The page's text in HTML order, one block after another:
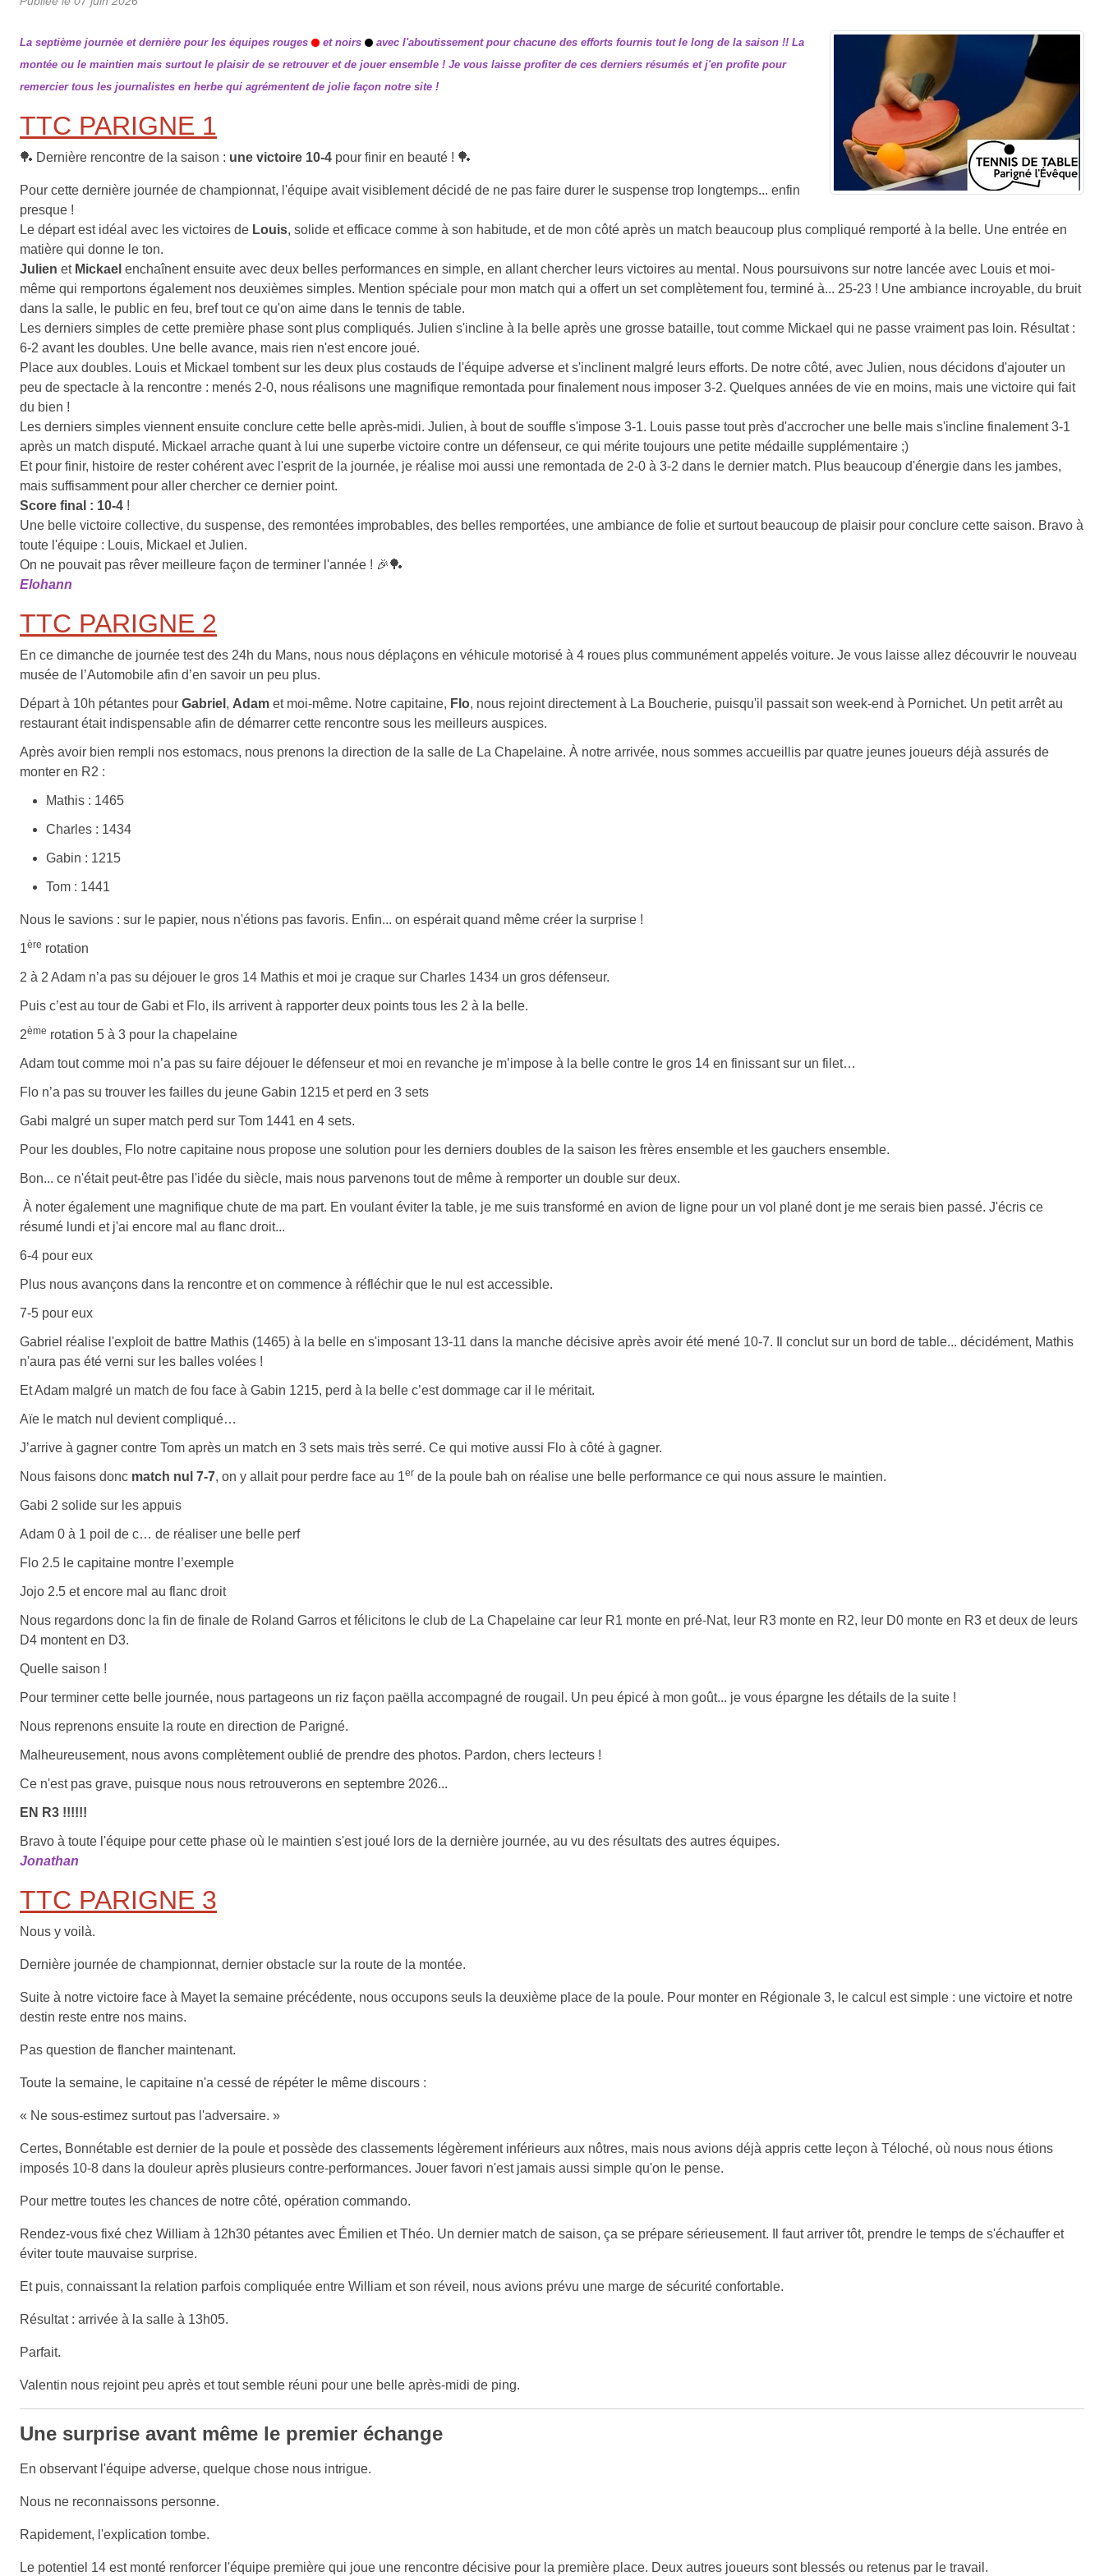
La septième journée et dernière pour les équipes rouges et noirs
avec l'aboutissement pour chacune des efforts fournis tout le long de la saison !! La
montée ou le maintien mais surtout le plaisir de se retrouver et de jouer ensemble ! Je vous laisse profiter de ces derniers résumés et j'en profite pour
remercier tous les journalistes en herbe qui agrémentent de jolie façon notre site !
TTC PARIGNE 1
🏓 Dernière rencontre de la saison : une victoire 10-4 pour finir en beauté ! 🏓
Pour cette dernière journée de championnat, l'équipe avait visiblement décidé de ne pas faire durer le suspense trop longtemps... enfin
presque !
Le départ est idéal avec les victoires de Louis, solide et efficace comme à son habitude, et de mon côté après un match beaucoup plus compliqué remporté à la belle. Une entrée en
matière qui donne le ton.
Julien et Mickael enchaînent ensuite avec deux belles performances en simple, en allant chercher leurs victoires au mental. Nous poursuivons sur notre lancée avec Louis et moi-
même qui remportons également nos deuxièmes simples. Mention spéciale pour mon match qui a offert un set complètement fou, terminé à... 25-23 ! Une ambiance incroyable, du bruit
dans la salle, le public en feu, bref tout ce qu'on aime dans le tennis de table.
Les derniers simples de cette première phase sont plus compliqués. Julien s'incline à la belle après une grosse bataille, tout comme Mickael qui ne passe vraiment pas loin. Résultat :
6-2 avant les doubles. Une belle avance, mais rien n'est encore joué.
Place aux doubles. Louis et Mickael tombent sur les deux plus costauds de l'équipe adverse et s'inclinent malgré leurs efforts. De notre côté, avec Julien, nous décidons d'ajouter un
peu de spectacle à la rencontre : menés 2-0, nous réalisons une magnifique remontada pour finalement nous imposer 3-2. Quelques années de vie en moins, mais une victoire qui fait
du bien !
Les derniers simples viennent ensuite conclure cette belle après-midi. Julien, à bout de souffle s'impose 3-1. Louis passe tout près d'accrocher une belle mais s'incline finalement 3-1
après un match disputé. Mickael arrache quant à lui une superbe victoire contre un défenseur, ce qui mérite toujours une petite médaille supplémentaire ;)
Et pour finir, histoire de rester cohérent avec l'esprit de la journée, je réalise moi aussi une remontada de 2-0 à 3-2 dans le dernier match. Plus beaucoup d'énergie dans les jambes,
mais suffisamment pour aller chercher ce dernier point.
Score final : 10-4 !
Une belle victoire collective, du suspense, des remontées improbables, des belles remportées, une ambiance de folie et surtout beaucoup de plaisir pour conclure cette saison. Bravo à
toute l'équipe : Louis, Mickael et Julien.
On ne pouvait pas rêver meilleure façon de terminer l'année ! 🎉🏓
Elohann
TTC PARIGNE 2
En ce dimanche de journée test des 24h du Mans, nous nous déplaçons en véhicule motorisé à 4 roues plus communément appelés voiture. Je vous laisse allez découvrir le nouveau
musée de l’Automobile afin d’en savoir un peu plus.
Départ à 10h pétantes pour Gabriel , Adam et moi-même. Notre capitaine, Flo, nous rejoint directement à La Boucherie, puisqu'il passait son week-end à Pornichet. Un petit arrêt au
restaurant était indispensable afin de démarrer cette rencontre sous les meilleurs auspices.
Après avoir bien rempli nos estomacs, nous prenons la direction de la salle de La Chapelaine. À notre arrivée, nous sommes accueillis par quatre jeunes joueurs déjà assurés de
monter en R2 :
Mathis : 1465
Charles : 1434
Gabin : 1215
Tom : 1441
Nous le savions : sur le papier, nous n'étions pas favoris. Enfin... on espérait quand même créer la surprise !
1ère rotation
2 à 2 Adam n’a pas su déjouer le gros 14 Mathis et moi je craque sur Charles 1434 un gros défenseur.
Puis c’est au tour de Gabi et Flo, ils arrivent à rapporter deux points tous les 2 à la belle.
2ème rotation 5 à 3 pour la chapelaine
Adam tout comme moi n’a pas su faire déjouer le défenseur et moi en revanche je m’impose à la belle contre le gros 14 en finissant sur un filet…
Flo n’a pas su trouver les failles du jeune Gabin 1215 et perd en 3 sets
Gabi malgré un super match perd sur Tom 1441 en 4 sets.
Pour les doubles, Flo notre capitaine nous propose une solution pour les derniers doubles de la saison les frères ensemble et les gauchers ensemble.
Bon... ce n'était peut-être pas l'idée du siècle, mais nous parvenons tout de même à remporter un double sur deux.
À noter également une magnifique chute de ma part. En voulant éviter la table, je me suis transformé en avion de ligne pour un vol plané dont je me serais bien passé. J'écris ce
résumé lundi et j'ai encore mal au flanc droit...
6-4 pour eux
Plus nous avançons dans la rencontre et on commence à réfléchir que le nul est accessible.
7-5 pour eux
Gabriel réalise l'exploit de battre Mathis (1465) à la belle en s'imposant 13-11 dans la manche décisive après avoir été mené 10-7. Il conclut sur un bord de table... décidément, Mathis
n'aura pas été verni sur les balles volées !
Et Adam malgré un match de fou face à Gabin 1215, perd à la belle c’est dommage car il le méritait.
Aïe le match nul devient compliqué…
J’arrive à gagner contre Tom après un match en 3 sets mais très serré. Ce qui motive aussi Flo à côté à gagner.
Nous faisons donc match nul 7-7, on y allait pour perdre face au 1er de la poule bah on réalise une belle performance ce qui nous assure le maintien.
Gabi 2 solide sur les appuis
Adam 0 à 1 poil de c… de réaliser une belle perf
Flo 2.5 le capitaine montre l’exemple
Jojo 2.5 et encore mal au flanc droit
Nous regardons donc la fin de finale de Roland Garros et félicitons le club de La Chapelaine car leur R1 monte en pré-Nat, leur R3 monte en R2, leur D0 monte en R3 et deux de leurs
D4 montent en D3.
Quelle saison !
Pour terminer cette belle journée, nous partageons un riz façon paëlla accompagné de rougail. Un peu épicé à mon goût... je vous épargne les détails de la suite !
Nous reprenons ensuite la route en direction de Parigné.
Malheureusement, nous avons complètement oublié de prendre des photos. Pardon, chers lecteurs !
Ce n'est pas grave, puisque nous nous retrouverons en septembre 2026...
EN R3 !!!!!!
Bravo à toute l'équipe pour cette phase où le maintien s'est joué lors de la dernière journée, au vu des résultats des autres équipes.
Jonathan
TTC PARIGNE 3
Nous y voilà.
Dernière journée de championnat, dernier obstacle sur la route de la montée.
Suite à notre victoire face à Mayet la semaine précédente, nous occupons seuls la deuxième place de la poule. Pour monter en Régionale 3, le calcul est simple : une victoire et notre
destin reste entre nos mains.
Pas question de flancher maintenant.
Toute la semaine, le capitaine n'a cessé de répéter le même discours :
« Ne sous-estimez surtout pas l'adversaire. »
Certes, Bonnétable est dernier de la poule et possède des classements légèrement inférieurs aux nôtres, mais nous avions déjà appris cette leçon à Téloché, où nous nous étions
imposés 10-8 dans la douleur après plusieurs contre-performances. Jouer favori n'est jamais aussi simple qu'on le pense.
Pour mettre toutes les chances de notre côté, opération commando.
Rendez-vous fixé chez William à 12h30 pétantes avec Émilien et Théo. Un dernier match de saison, ça se prépare sérieusement. Il faut arriver tôt, prendre le temps de s'échauffer et
éviter toute mauvaise surprise.
Et puis, connaissant la relation parfois compliquée entre William et son réveil, nous avions prévu une marge de sécurité confortable.
Résultat : arrivée à la salle à 13h05.
Parfait.
Valentin nous rejoint peu après et tout semble réuni pour une belle après-midi de ping.
Une surprise avant même le premier échange
En observant l'équipe adverse, quelque chose nous intrigue.
Nous ne reconnaissons personne.
Rapidement, l'explication tombe.
Le potentiel 14 est monté renforcer l'équipe première qui joue une rencontre décisive pour la première place. Deux autres joueurs sont blessés ou retenus par le travail.